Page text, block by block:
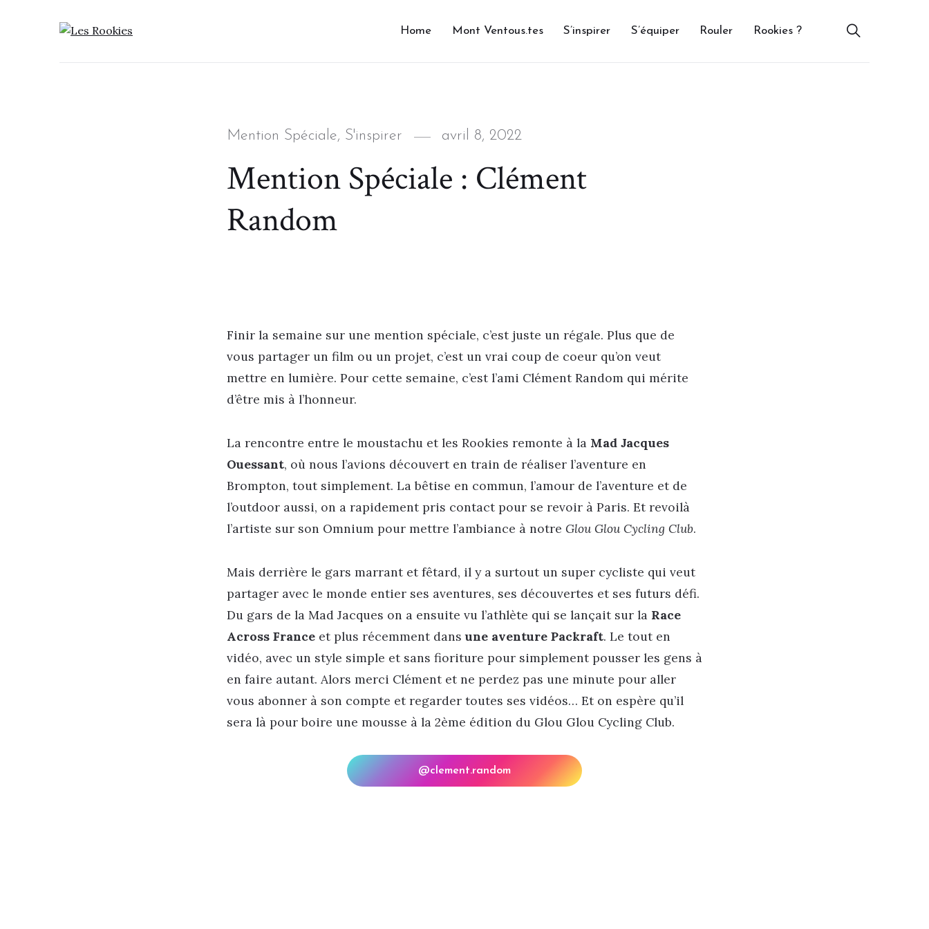
LES ROOKIES Home Mont Ventous.tes S’inspirer S’équiper Rouler Rookies ?
Categories
Mention Spéciale, S'inspirer
Posted
avril 8, 2022
Mention Spéciale : Clément
Random
Finir la semaine sur une mention spéciale, c’est juste un régale. Plus que de
vous partager un film ou un projet, c’est un vrai coup de coeur qu’on veut
mettre en lumière. Pour cette semaine, c’est l’ami Clément Random qui mérite
d’être mis à l’honneur.
La rencontre entre le moustachu et les Rookies remonte à la Mad Jacques
Ouessant, où nous l’avions découvert en train de réaliser l’aventure en
Brompton, tout simplement. La bêtise en commun, l’amour de l’aventure et de
l’outdoor aussi, on a rapidement pris contact pour se revoir à Paris. Et revoilà
l’artiste sur son Omnium pour mettre l’ambiance à notre Glou Glou Cycling Club.
Mais derrière le gars marrant et fêtard, il y a surtout un super cycliste qui veut
partager avec le monde entier ses aventures, ses découvertes et ses futurs défi.
Du gars de la Mad Jacques on a ensuite vu l’athlète qui se lançait sur la Race
Across France et plus récemment dansune aventure Packraft. Le tout en
vidéo, avec un style simple et sans fioriture pour simplement pousser les gens à
en faire autant. Alors merci Clément et ne perdez pas une minute pour aller
vous abonner à son compte et regarder toutes ses vidéos… Et on espère qu’il
sera là pour boire une mousse à la 2ème édition du Glou Glou Cycling Club.
@clement.random